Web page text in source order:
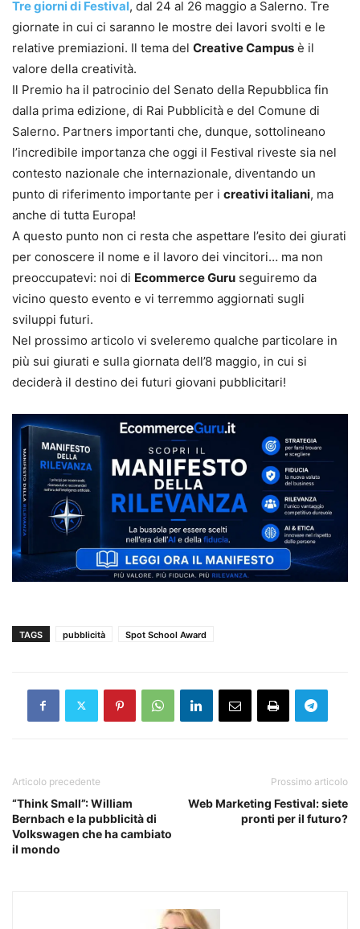
Tre giorni di Festival, dal 24 al 26 maggio a Salerno. Tre
giornate in cui ci saranno le mostre dei lavori svolti e le
relative premiazioni. Il tema del Creative Campus è il
valore della creatività.
Il Premio ha il patrocinio del Senato della Repubblica fin
dalla prima edizione, di Rai Pubblicità e del Comune di
Salerno. Partners importanti che, dunque, sottolineano
l’incredibile importanza che oggi il Festival riveste sia nel
contesto nazionale che internazionale, diventando un
punto di riferimento importante per i creativi italiani, ma
anche di tutta Europa!
A questo punto non ci resta che aspettare l’esito dei giurati
per conoscere il nome e il lavoro dei vincitori… ma non
preoccupatevi: noi di Ecommerce Guru seguiremo da
vicino questo evento e vi terremmo aggiornati sugli
sviluppi futuri.
Nel prossimo articolo vi sveleremo qualche particolare in
più sui giurati e sulla giornata dell’8 maggio, in cui si
deciderà il destino dei futuri giovani pubblicitari!
TAGS pubblicità Spot School Award
Articolo precedente
“Think Small”: William
Bernbach e la pubblicità di
Volkswagen che ha cambiato
il mondo
Prossimo articolo
Web Marketing Festival: siete
pronti per il futuro?